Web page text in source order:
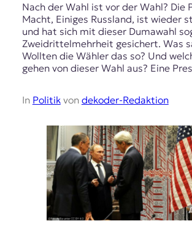
Nach der Wahl ist vor der Wahl? Die
Macht, Einiges Russland, ist wieder
und hat sich mit dieser Dumawahl
Zweidrittelmehrheit gesichert. Was
Wollten die Wähler das so? Und
gehen von dieser Wahl aus? Eine
In Politikvon dekoder-Redaktion